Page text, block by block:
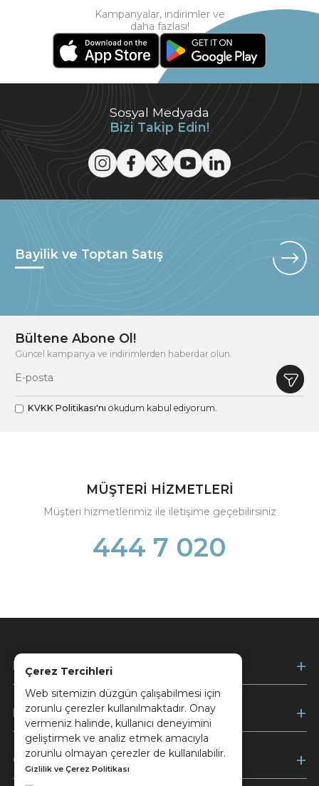
Çerez Tercihleri
Web sitemizin düzgün çalışabilmesi için
zorunlu çerezler kullanılmaktadır. Onay
vermeniz halinde, kullanıcı deneyimini
geliştirmek ve analiz etmek amacıyla
zorunlu olmayan çerezler de kullanılabilir.
Gizlilik ve Çerez Politikası
Sosyal Medyada
Bizi Takip Edin!
Kampanyalar, indirimler ve
daha fazlası!
Bayilik ve Toptan Satış
Bültene Abone Ol!
Güncel kampanya ve indirimlerden haberdar olun.
KVKK Politikası'nı okudum kabul ediyorum.
MÜŞTERİ HİZMETLERİ
Müşteri hizmetlerimiz ile iletişime geçebilirsiniz
444 7 020
Kurumsal
Müşteri Hizmetleri
Ödeme